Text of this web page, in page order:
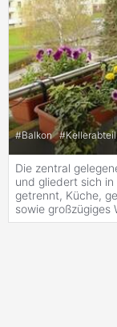
#Balkon #Kellerabteil
Die zentral
und gliedert sich in
getrennt, Küche,
sowie großzügiges